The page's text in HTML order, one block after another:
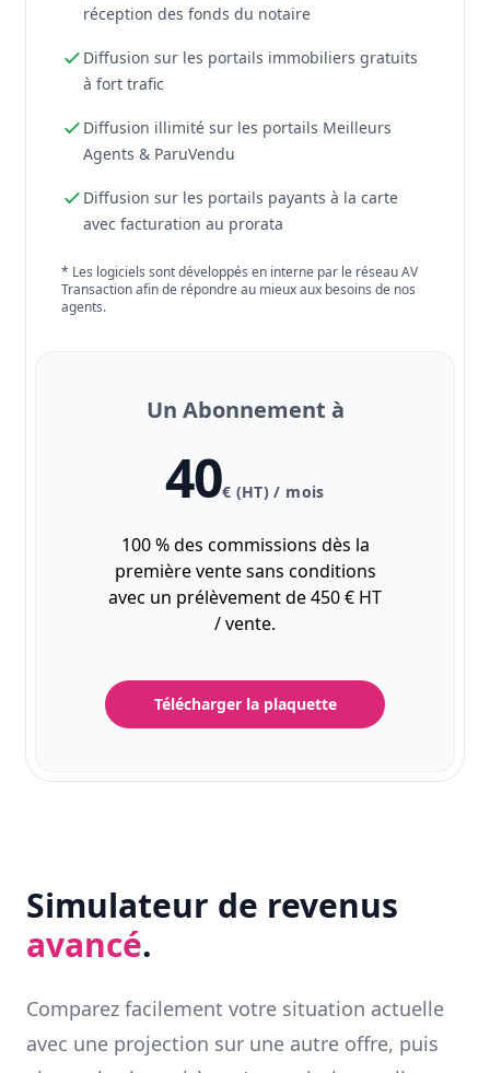
réception des fonds du notaire
Diffusion sur les portails immobiliers gratuits
à fort trafic
Diffusion illimité sur les portails Meilleurs
Agents & ParuVendu
Diffusion sur les portails payants à la carte
avec facturation au prorata
* Les logiciels sont développés en interne par le réseau AV
Transaction afin de répondre au mieux aux besoins de nos
agents.
Un Abonnement à
40€ (HT) / mois
100 % des commissions dès la
première vente sans conditions
avec un prélèvement de 450 € HT
/ vente.
Télécharger la plaquette
Simulateur de revenus
avancé.
Comparez facilement votre situation actuelle
avec une projection sur une autre offre, puis